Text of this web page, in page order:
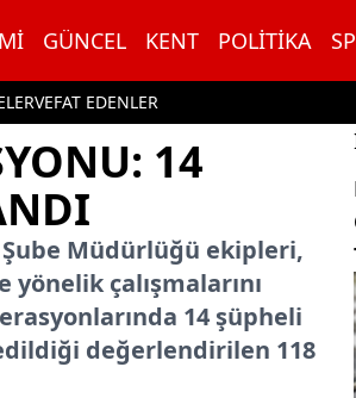
GÜNCEL KENT POLITIKA
VEFAT EDENLER
14
Müdürlüğü ekipleri,
çalışmalarını
14 şüpheli
değerlendirilen 118